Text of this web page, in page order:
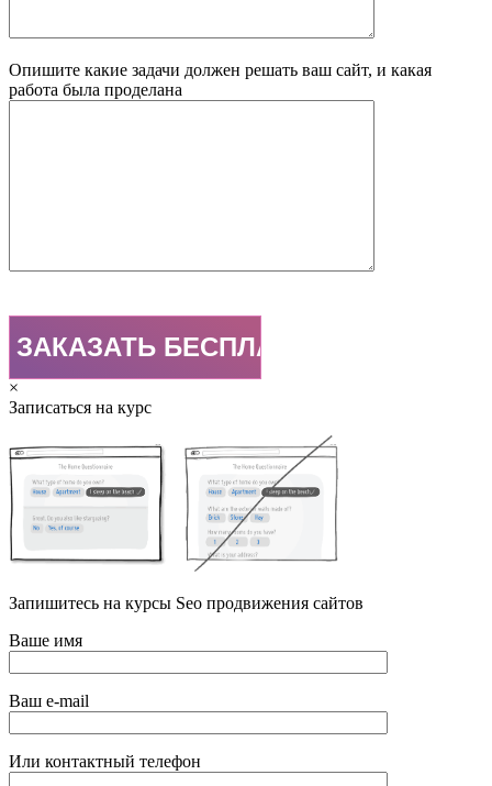
Опишите какие задачи должен решать ваш сайт, и какая
работа была проделана
×
Записаться на курс
Запишитесь на курсы Seo продвижения сайтов
Ваше имя
Ваш e-mail
Или контактный телефон